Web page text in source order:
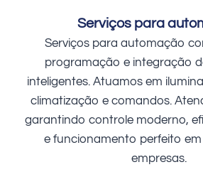
Serviços para
Serviços para automação
programação e integração
inteligentes. Atuamos em
climatização e comandos.
garantindo controle moderno,
e funcionamento perfeito em
empresas.